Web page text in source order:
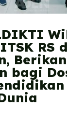
RS
Berikan
bagi